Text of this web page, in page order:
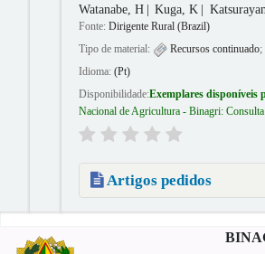
Watanabe, H
Kuga, K
Fonte: Dirigente Rural (Brazil)
Tipo de material:
Recursos continuado;
Idioma: (Pt)
Disponibilidade:Exemplares disponíveis
Nacional de Agricultura - Binagri:
Artigos pedidos